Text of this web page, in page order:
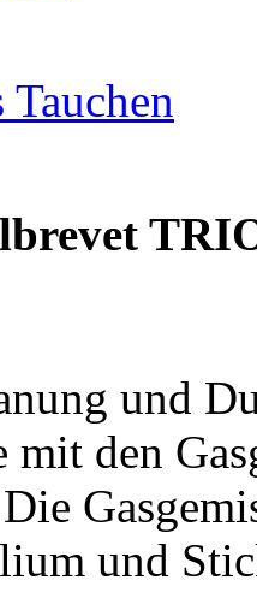
Tauchen
und
mit den
und